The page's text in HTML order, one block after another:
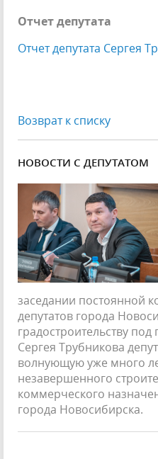
Отчет депутата
Отчет депутата Сергея
Возврат к списку
НОВОСТИ С ДЕПУТАТОМ
заседании постоянной
депутатов города
градостроительству под
Сергея Трубникова
волнующую уже много
незавершенного
коммерческого
города Новосибирска.